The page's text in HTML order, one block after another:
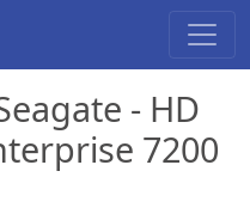
- HD
7200